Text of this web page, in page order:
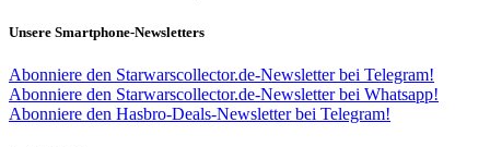
Unsere Smartphone-Newsletters
Abonniere den Starwarscollector.de-Newsletter bei Telegram!
Abonniere den Starwarscollector.de-Newsletter bei Whatsapp!
Abonniere den Hasbro-Deals-Newsletter bei Telegram!